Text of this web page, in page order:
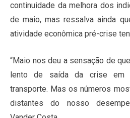
continuidade da melhora dos
de maio, mas ressalva ainda
atividade econômica pré-crise
“Maio nos deu a sensação de
lento de saída da crise em
transporte. Mas os números
distantes do nosso